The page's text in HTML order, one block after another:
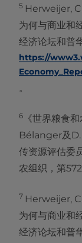
5 Herweijer,
为何与商业和
经济论坛和普
https://
。
6 《世界粮食
Bélanger及D.
传资源评估委
农组织，第
7 Herweijer,
为何与商业和
经济论坛和普